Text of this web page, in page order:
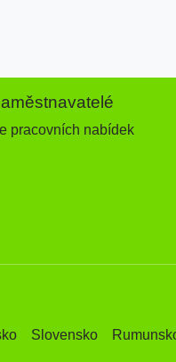
pracovních nabídek
Slovensko